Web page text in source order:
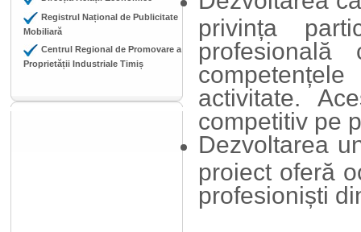
Registrul Național de Publicitate
Mobiliară
Centrul Regional de Promovare a
Proprietății Industriale Timiș
privința
activitate.
competitiv pe
Dezvoltarea
proiect oferă
profesioniști